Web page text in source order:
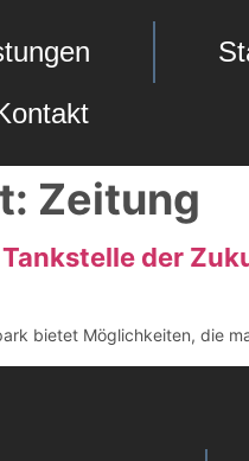
Zeitung
der
bietet Möglichkeiten, die